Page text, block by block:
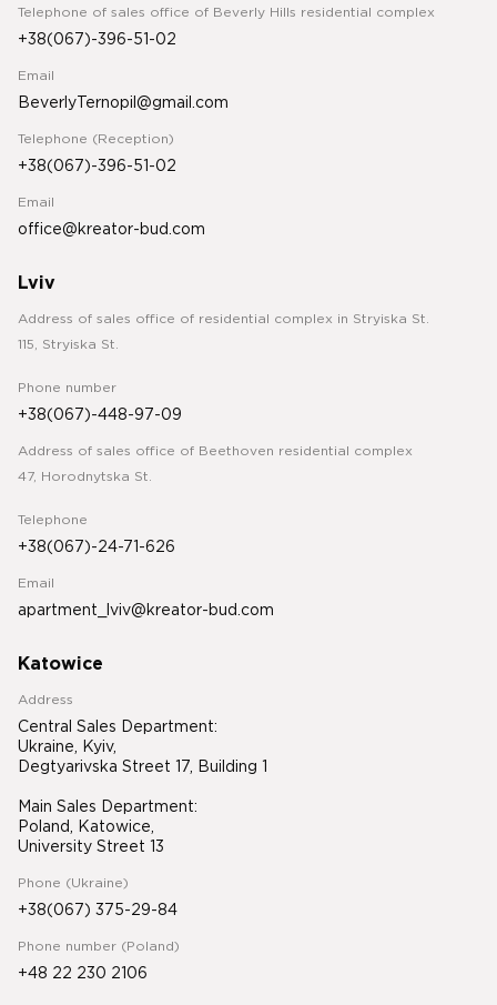
Telephone of sales office of Beverly Hills residential complex
+38(067)-396-51-02
Email
BeverlyTernopil@gmail.com
Telephone (Reception)
+38(067)-396-51-02
Email
office@kreator-bud.com
Lviv
Address of sales office of residential complex in Stryiska St.
115, Stryiska St.
Phone number
+38(067)-448-97-09
Address of sales office of Beethoven residential complex
47, Horodnytska St.
Telephone
+38(067)-24-71-626
Email
apartment_lviv@kreator-bud.com
Katowice
Address
Central Sales Department:
Ukraine, Kyiv,
Degtyarivska Street 17, Building 1
Main Sales Department:
Poland, Katowice,
University Street 13
Phone (Ukraine)
+38(067) 375-29-84
Phone number (Poland)
+48 22 230 2106